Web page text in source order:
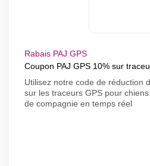
Rabais PAJ GPS
Coupon PAJ GPS 10% sur
Utilisez notre code de réduction
sur les traceurs GPS pour
de compagnie en temps réel